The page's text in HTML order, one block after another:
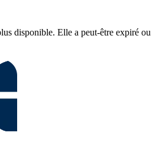
disponible. Elle a peut-être expiré ou